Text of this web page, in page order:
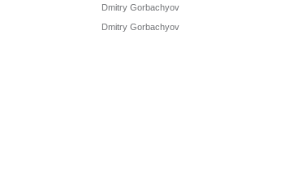
Dmitry Gorbachyov
Dmitry Gorbachyov